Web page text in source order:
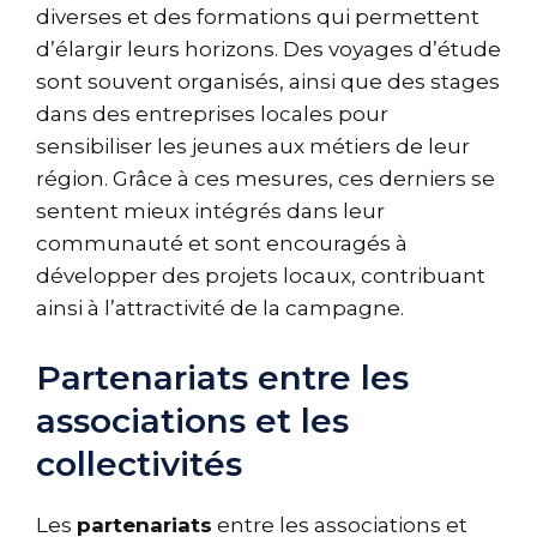
diverses et des formations qui permettent
d’élargir leurs horizons. Des voyages d’étude
sont souvent organisés, ainsi que des stages
dans des entreprises locales pour
sensibiliser les jeunes aux métiers de leur
région. Grâce à ces mesures, ces derniers se
sentent mieux intégrés dans leur
communauté et sont encouragés à
développer des projets locaux, contribuant
ainsi à l’attractivité de la campagne.
Partenariats entre les
associations et les
collectivités
Les partenariats entre les associations et